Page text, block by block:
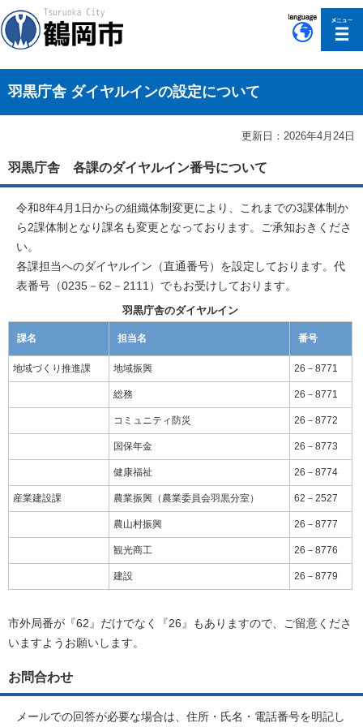
羽黒庁舎 ダイヤルインの設定について
更新日：2026年4月24日
羽黒庁舎 各課のダイヤルイン番号について
令和8年4月1日からの組織体制変更により、これまでの3課体制か
ら2課体制となり課名も変更となっております。ご承知おきくださ
い。
各課担当へのダイヤルイン（直通番号）を設定しております。代
表番号（0235－62－2111）でもお受けしております。
羽黒庁舎のダイヤルイン
課名 担当名 番号
地域づくり推進課 地域振興 26－8771
総務 26－8771
コミュニティ防災 26－8772
国保年金 26－8773
健康福祉 26－8774
産業建設課 農業振興（農業委員会羽黒分室） 62－2527
農山村振興 26－8777
観光商工 26－8776
建設 26－8779
市外局番が『62』だけでなく『26』もありますので、ご留意くださ
いますようお願いします。
お問合わせ
メールでの回答が必要な場合は、住所・氏名・電話番号を明記し